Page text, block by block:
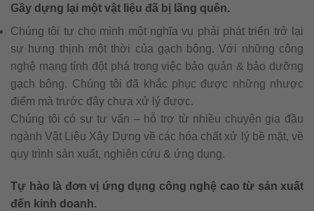
Gầy dựng lại một vật liệu đã bị lãng quên.
Chúng tôi tự cho mình một nghĩa vụ phải phát triển trở lại
sự hưng thịnh một thời của gạch bông. Với những công
nghệ mang tính đột phá trong việc bảo quản & bảo dưỡng
gạch bông. Chúng tôi đã khắc phục được những nhược
điểm mà trước đây chưa xử lý được.
Chúng tôi có sự tư vấn – hỗ trợ từ nhiều chuyên gia đầu
ngành Vật Liệu Xây Dựng về các hóa chất xử lý bề mặt, về
quy trình sản xuất, nghiên cứu & ứng dụng.
Tự hào là đơn vị ứng dụng công nghệ cao từ sản xuất
đến kinh doanh.